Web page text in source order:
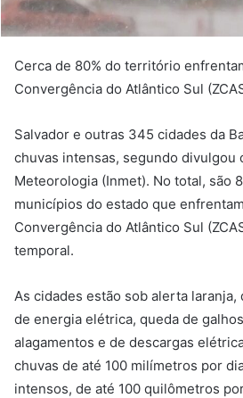
Cerca de 80% do território
Convergência do Atlântico Sul
Salvador e outras 345 cidades da
chuvas intensas, segundo divulgou
Meteorologia (Inmet). No total, são
municípios do estado que
Convergência do Atlântico Sul
temporal.
As cidades estão sob alerta laranja,
de energia elétrica, queda de
alagamentos e de descargas
chuvas de até 100 milímetros por
intensos, de até 100 quilômetros